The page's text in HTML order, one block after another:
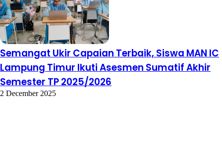
Semangat Ukir Capaian Terbaik, Siswa MAN IC
Lampung Timur Ikuti Asesmen Sumatif Akhir
Semester TP 2025/2026
2 December 2025